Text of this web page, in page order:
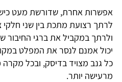
אפשרות אחרת, שדורשת מעט
לרתך רצועת מתכת בין שני
ולרתך במקביל את ברגי החיבור
יכול אמנם לנסר את המפלט
כל גנב מצויד בדיסק, ובכל
מרעישה יותר.